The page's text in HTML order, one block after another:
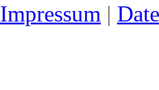
Impressum |